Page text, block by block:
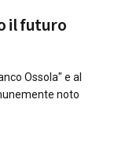
il futuro
Ossola" e al
noto